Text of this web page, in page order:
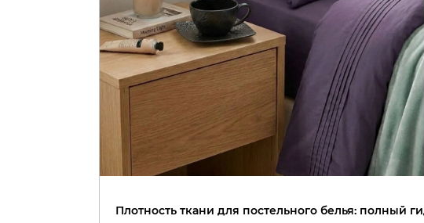
Плотность ткани для постельного белья: полный